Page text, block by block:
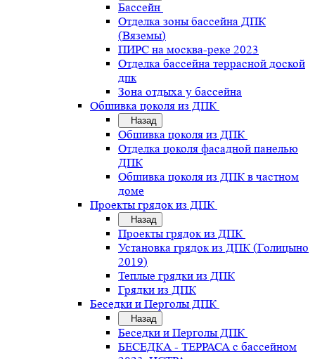
Бассейн
Отделка зоны бассейна ДПК
(Вяземы)
ПИРС на москва-реке 2023
Отделка бассейна террасной доской
дпк
Зона отдыха у бассейна
Обшивка цоколя из ДПК
Назад
Обшивка цоколя из ДПК
Отделка цоколя фасадной панелью
ДПК
Обшивка цоколя из ДПК в частном
доме
Проекты грядок из ДПК
Назад
Проекты грядок из ДПК
Установка грядок из ДПК (Голицыно
2019)
Теплые грядки из ДПК
Грядки из ДПК
Беседки и Перголы ДПК
Назад
Беседки и Перголы ДПК
БЕСЕДКА - ТЕРРАСА с бассейном